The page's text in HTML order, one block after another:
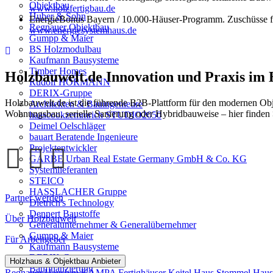
Objektbau
Huber & Sohn
Regnauer Objektbau
Gumpp & Maier
BS Holzmodulbau
Kaufmann Bausysteme
Timber Homes
Rudolf HÖRMANN
DERIX-Gruppe
Architekten & Bauingenieure
haascookzemmrich STUDIO2050
Deimel Oelschläger
bauart Beratende Ingenieure
Projektentwickler
GARBE Urban Real Estate Germany GmbH & Co. KG
Systemlieferanten
STEICO
HASSLACHER Gruppe
Dietrich's Technology
Dennert Baustoffe
Generalunternehmer & Generalübernehmer
Gumpp & Maier
Kaufmann Bausysteme
DERIX-Gruppe
Baufinanzierung
www.holzfertigbau.de
EnergieBonus Bayern / 10.000-Häuser-Programm.
www.energiesystemhaus.de
Holzbauwelt.deInnovation und Praxis im
Holzbauwelt.de ist die führende B2B-Plattform für den modernen
Wohnungsbau, serielle Sanierung oder Hybridbauweise – hier finden
Partner werden
Über Holzbauwelt
Für Arbeitgeber
Holzhaus & Objektbau Anbieter